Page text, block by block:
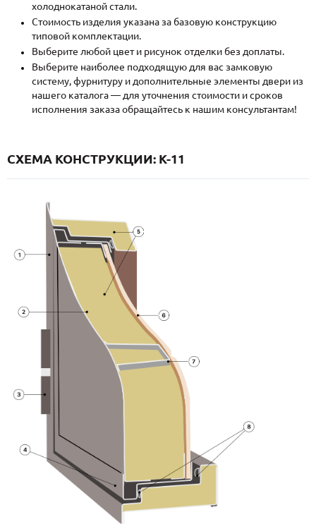
INFO@META-M.RU
ЗАПРОСИТЬ РАСЧЕТ
Каталог Распродажа Как купить
Записаться на замер
холоднокатаной стали.
Стоимость изделия указана за базовую конструкцию
типовой комплектации.
Выберите любой цвет и рисунок отделки без доплаты.
Выберите наиболее подходящую для вас замковую
систему, фурнитуру и дополнительные элементы двери из
нашего каталога — для уточнения стоимости и сроков
исполнения заказа обращайтесь к нашим консультантам!
СХЕМА КОНСТРУКЦИИ: K-11